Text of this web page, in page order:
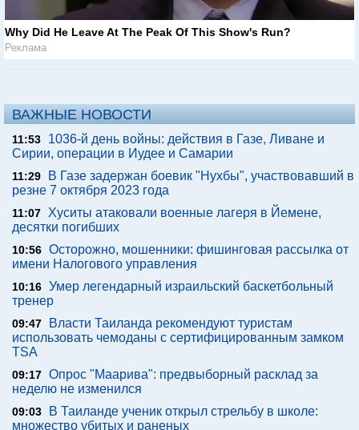
Why Did He Leave At The Peak Of This Show's Run?
Реклама
ВАЖНЫЕ НОВОСТИ
11:53
1036-й день войны: действия в Газе, Ливане и
Сирии, операции в Иудее и Самарии
11:29
В Газе задержан боевик "Нухбы", участвовавший в
резне 7 октября 2023 года
11:07 Хуситы атаковали военные лагеря в Йемене,
десятки погибших
10:56 Осторожно, мошенники: фишинговая рассылка от
имени Налогового управления
10:16 Умер легендарный израильский баскетбольный
тренер
09:47
Власти Таиланда рекомендуют туристам
использовать чемоданы с сертифицированным замком
TSA
09:17 Опрос "Mаарива": предвыборный расклад за
неделю не изменился
09:03
В Таиланде ученик открыл стрельбу в школе:
множество убитых и раненых